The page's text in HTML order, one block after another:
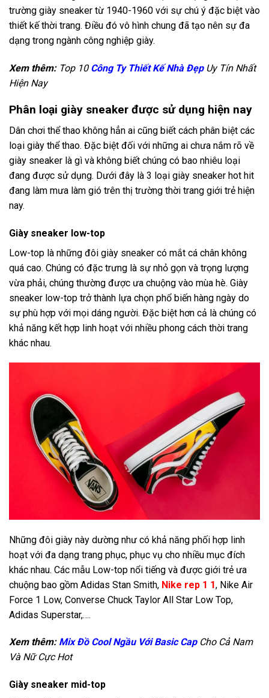
trường giày sneaker từ 1940-1960 với sự chú ý đặc biệt vào
thiết kế thời trang. Điều đó vô hình chung đã tạo nên sự đa
dạng trong ngành công nghiệp giày.
Xem thêm: Top 10 Công Ty Thiết Kế Nhà Đẹp Uy Tín Nhất
Hiện Nay
Phân loại giày sneaker được sử dụng hiện nay
Dân chơi thể thao không hẳn ai cũng biết cách phân biệt các
loại giày thể thao. Đặc biệt đối với những ai chưa nắm rõ về
giày sneaker là gì và không biết chúng có bao nhiêu loại
đang được sử dụng. Dưới đây là 3 loại giày sneaker hot hit
đang làm mưa làm gió trên thị trường thời trang giới trẻ hiện
nay.
Giày sneaker low-top
Low-top là những đôi giày sneaker có mắt cá chân không
quá cao. Chúng có đặc trưng là sự nhỏ gọn và trọng lượng
vừa phải, chúng thường được ưa chuộng vào mùa hè. Giày
sneaker low-top trở thành lựa chọn phổ biến hàng ngày do
sự phù hợp với mọi dáng người. Đặc biệt hơn cả là chúng có
khả năng kết hợp linh hoạt với nhiều phong cách thời trang
khác nhau.
Những đôi giày này dường như có khả năng phối hợp linh
hoạt với đa dạng trang phục, phục vụ cho nhiều mục đích
khác nhau. Các mẫu Low-top nổi tiếng và được giới trẻ ưa
chuộng bao gồm Adidas Stan Smith, Nike rep 1 1, Nike Air
Force 1 Low, Converse Chuck Taylor All Star Low Top,
Adidas Superstar,….
Xem thêm: Mix Đồ Cool Ngầu Với Basic Cap Cho Cả Nam
Và Nữ Cực Hot
Giày sneaker mid-top